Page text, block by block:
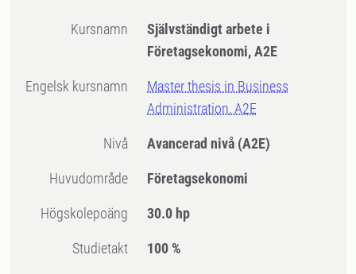
Kursnamn
Självständigt arbete i
Företagsekonomi, A2E
Engelsk kursnamn
Master thesis in Business
Administration, A2E
Nivå Avancerad nivå (A2E)
Huvudområde Företagsekonomi
högskolepoäng 30.0 hp
Studietakt 100 %